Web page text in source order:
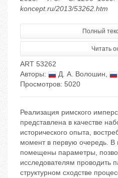
koncept.ru/2013/53262.htm
Полный
Читать
ART 53262
Авторы:
Д. А. Волошин,
Просмотров: 5020
Реализация римского
представлена в качестве
исторического опыта,
момент в первую очередь. В
помещены параметры,
исследователям проводить
структурном сходстве